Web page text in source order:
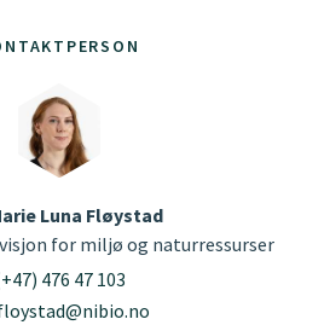
Luna Fløystad
for miljø og naturressurser
476 47 103